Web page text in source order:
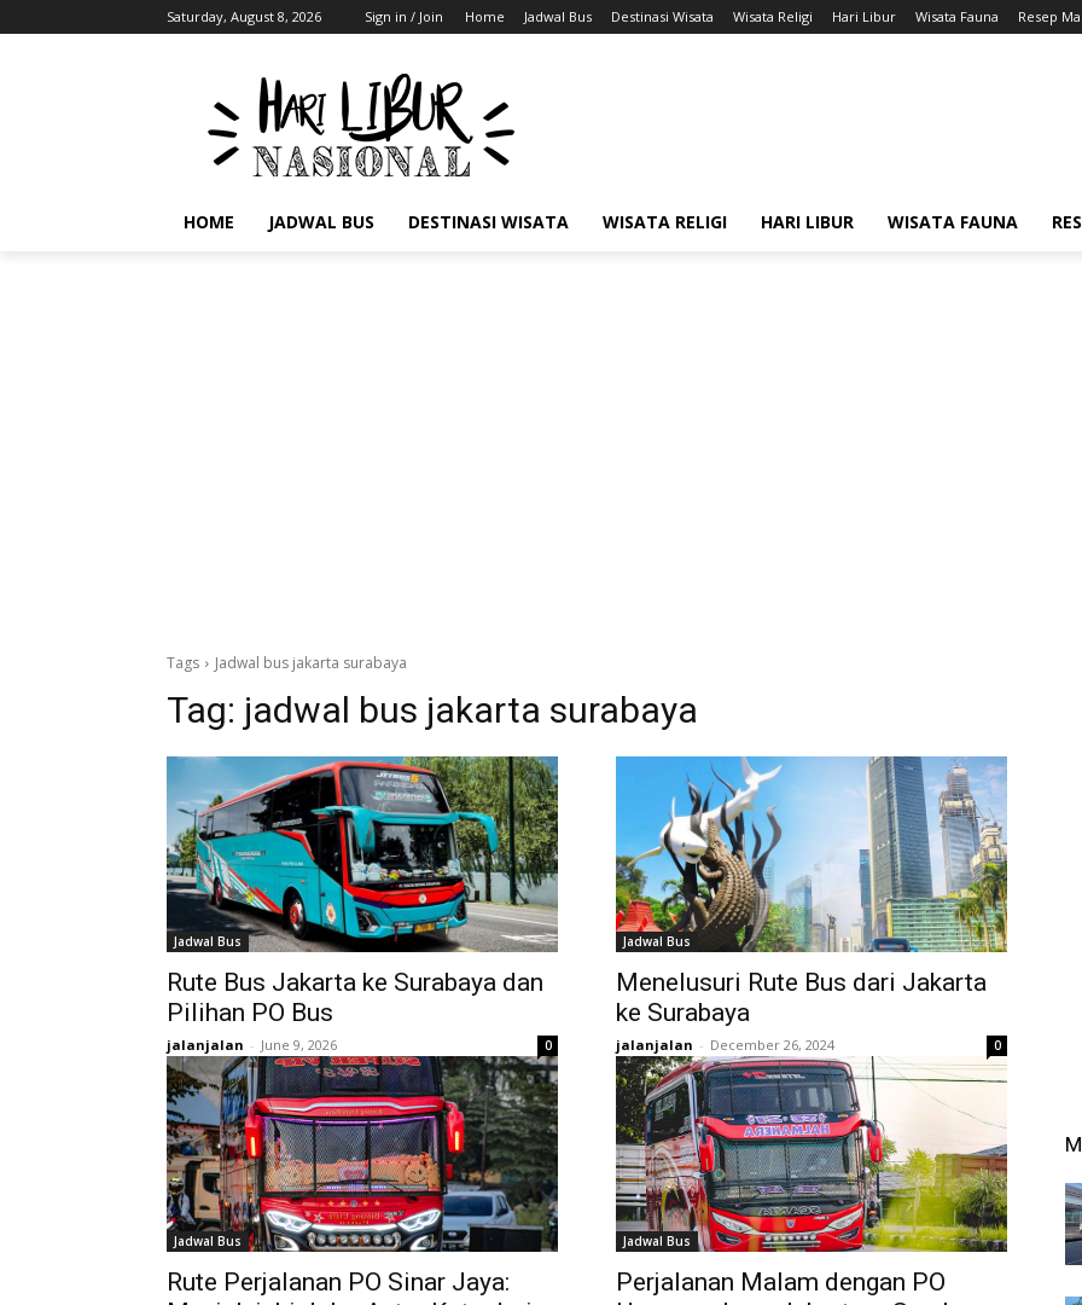
Saturday, August 8, 2026 Sign in / Join Home Jadwal Bus Destinasi Wisata Wisata Religi Hari Libur Wisata Fauna Resep
HOME JADWAL BUS DESTINASI WISATA WISATA RELIGI HARI LIBUR WISATA FAUNA
Tags Jadwal bus jakarta surabaya
Tag: jadwal bus jakarta surabaya
Jadwal Bus
Rute Bus Jakarta ke Surabaya dan
Pilihan PO Bus
jalanjalan - June 9, 2026 0
Jadwal Bus
Menelusuri Rute Bus dari Jakarta
ke Surabaya
jalanjalan - December 26, 2024 0
Jadwal Bus
Rute Perjalanan PO Sinar Jaya:
Jadwal Bus
Perjalanan Malam dengan PO